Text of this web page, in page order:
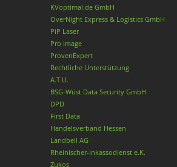
KVoptimal.de GmbH
OverNight Express & Logistics GmbH
PiP Laser
Pro Image
ProvenExpert
Rechtliche Unterstützung
A.T.U.
BSG-Wüst Data Security GmbH
DPD
First Data
Handelsverband Hessen
Landbell AG
Rheinischer-Inkassodienst e.K.
Zukos